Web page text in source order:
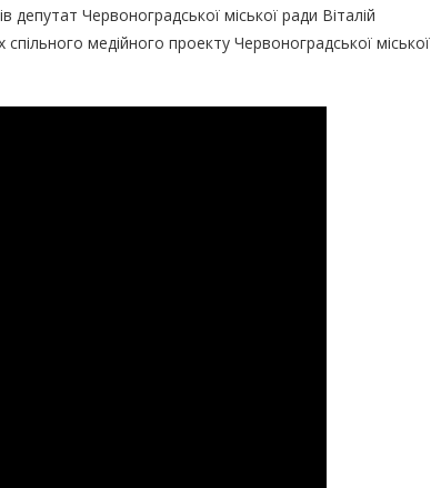
депутат Червоноградської міської ради Віталій
медійного проекту Червоноградської міської